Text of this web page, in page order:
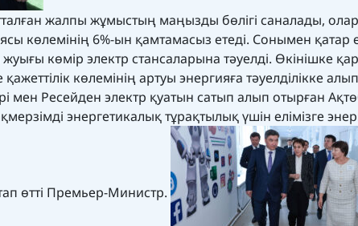
жалпы жұмыстың маңызды бөлігі саналады, олар
көлемінің 6%-ын қамтамасыз етеді. Сонымен қатар
көмір электр стансаларына тәуелді. Өкінішке
көлемінің артуы энергияға тәуелділікке
мен Ресейден электр қуатын сатып алып отырған
энергетикалық тұрақтылық үшін елімізге
өтті Премьер-Министр.